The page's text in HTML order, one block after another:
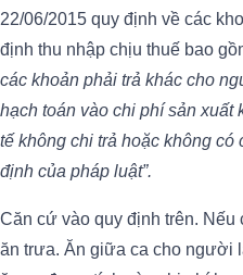
22/06/2015 quy định về các
định thu nhập chịu thuế bao
các khoản phải trả khác cho
hạch toán vào chi phí sản xuất
tế không chi trả hoặc không
định của pháp luật”.
Căn cứ vào quy định trên. Nếu
ăn trưa. Ăn giữa ca cho người